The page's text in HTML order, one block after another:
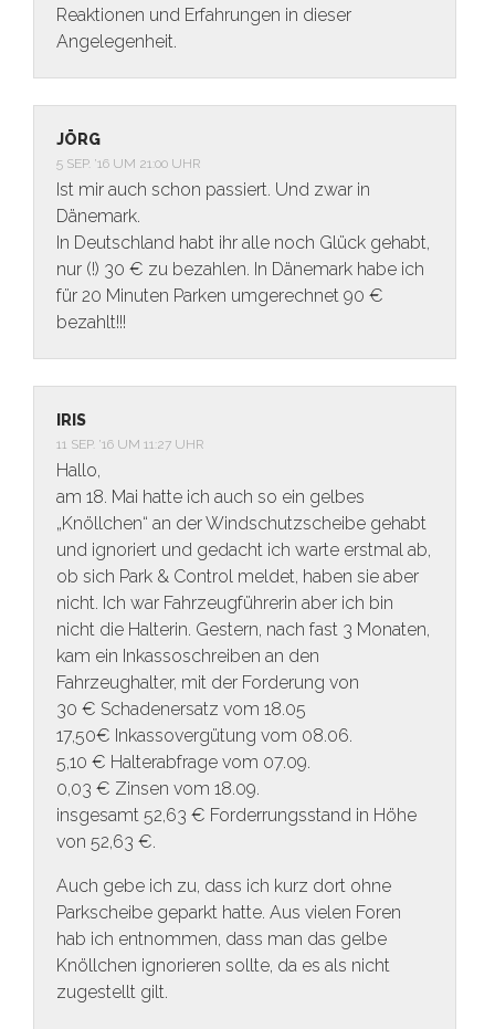
Reaktionen und Erfahrungen in dieser
Angelegenheit.
JÖRG
5 SEP. ’16 UM 21:00 UHR
Ist mir auch schon passiert. Und zwar in
Dänemark.
In Deutschland habt ihr alle noch Glück gehabt,
nur (!) 30 € zu bezahlen. In Dänemark habe ich
für 20 Minuten Parken umgerechnet 90 €
bezahlt!!!
IRIS
11 SEP. ’16 UM 11:27 UHR
Hallo,
am 18. Mai hatte ich auch so ein gelbes
„Knöllchen“ an der Windschutzscheibe gehabt
und ignoriert und gedacht ich warte erstmal ab,
ob sich Park & Control meldet, haben sie aber
nicht. Ich war Fahrzeugführerin aber ich bin
nicht die Halterin. Gestern, nach fast 3 Monaten,
kam ein Inkassoschreiben an den
Fahrzeughalter, mit der Forderung von
30 € Schadenersatz vom 18.05
17,50€ Inkassovergütung vom 08.06.
5,10 € Halterabfrage vom 07.09.
0,03 € Zinsen vom 18.09.
insgesamt 52,63 € Forderrungsstand in Höhe
von 52,63 €.
Auch gebe ich zu, dass ich kurz dort ohne
Parkscheibe geparkt hatte. Aus vielen Foren
hab ich entnommen, dass man das gelbe
Knöllchen ignorieren sollte, da es als nicht
zugestellt gilt.